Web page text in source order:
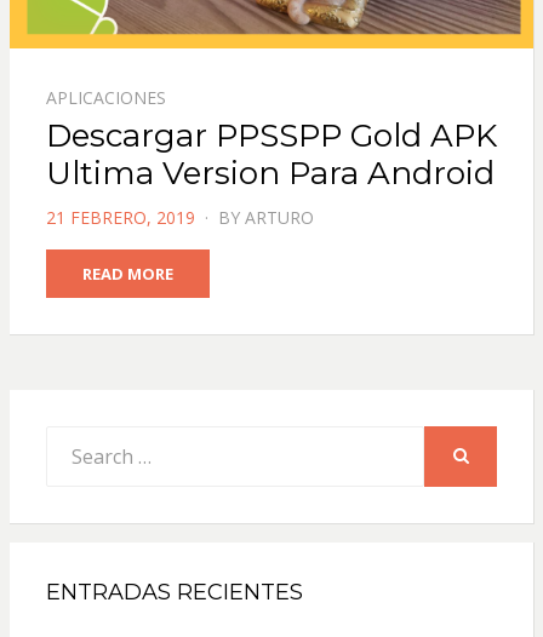
APLICACIONES
Descargar PPSSPP Gold APK
Ultima Version Para Android
POSTED
21 FEBRERO, 2019 BY ARTURO
READ MORE
for:
ENTRADAS RECIENTES